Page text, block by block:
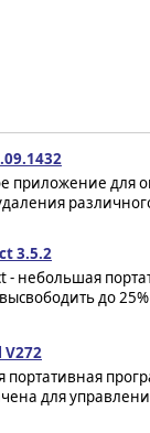
приложение для
3.5.2
- небольшая
до
V272
для